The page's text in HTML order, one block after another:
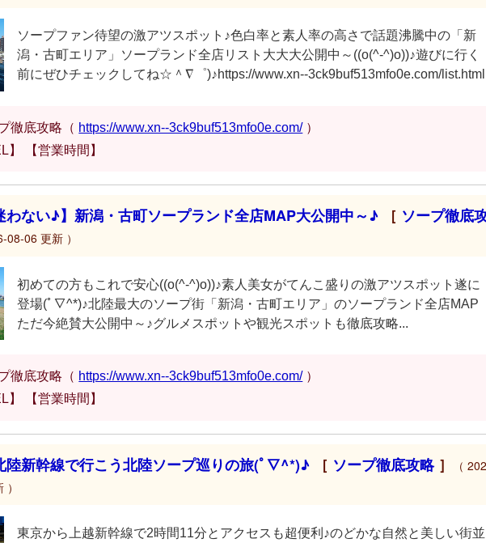
ソープファン待望の激アツスポット♪色白率と素人率の高さで話題沸騰中の「新
潟・古町エリア」ソープランド全店リスト大大大公開中～((o(^-^)o))♪遊びに行く
前にぜひチェックしてね☆＾∇゜)♪https://www.xn--3ck9buf513mfo0e.com/list.html
徹底攻略（ https://www.xn--3ck9buf513mfo0e.com/）
】 【営業時間】
わない♪】新潟・古町ソープランド全店MAP大公開中～♪ ［ ソープ徹底
08-06 更新 ）
初めての方もこれで安心((o(^-^)o))♪素人美女がてんこ盛りの激アツスポット遂に
登場(ﾟ∇^*)♪北陸最大のソープ街「新潟・古町エリア」のソープランド全店MAP
ただ今絶賛大公開中～♪グルメスポットや観光スポットも徹底攻略...
徹底攻略（ https://www.xn--3ck9buf513mfo0e.com/）
】 【営業時間】
陸新幹線で行こう北陸ソープ巡りの旅(ﾟ∇^*)♪ ［ ソープ徹底攻略］
（
東京から上越新幹線で2時間11分とアクセスも超便利♪のどかな自然と美しい街並